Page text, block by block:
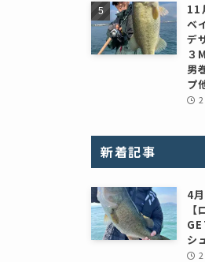
11
ベ
デ
３
男
プ
新着記事
4
シ